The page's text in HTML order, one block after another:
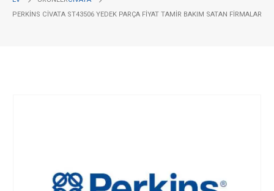
PERKINS CIVATA ST43506 YEDEK PARÇA FIYAT TAMIR BAKIM SATAN FIRMALAR